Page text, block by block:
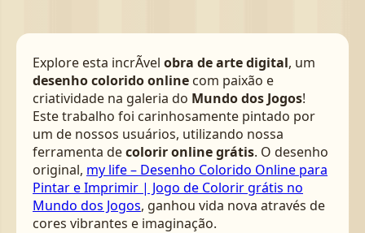
Explore esta incrÃ­vel obra de arte digital, um
desenho colorido online com paixão e
criatividade na galeria do Mundo dos Jogos!
Este trabalho foi carinhosamente pintado por
um de nossos usuários, utilizando nossa
ferramenta decolorir online grátis. O desenho
original, my life – Desenho Colorido Online para
Pintar e Imprimir | Jogo de Colorir grátis no
Mundo dos Jogos, ganhou vida nova através de
cores vibrantes e imaginação.